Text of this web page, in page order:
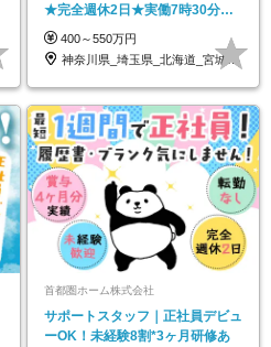
★完全週休2日★実働7時30分★
転勤なし
400～550万円
神奈川県_埼玉県_北海道_宮城県_福島県…
首都圏ホーム株式会社
サポートスタッフ｜正社員デビュ
ーOK！未経験8割*3ヶ月研修あ